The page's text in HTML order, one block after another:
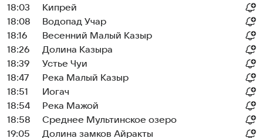
18:03
Кипрей
18:08
Водопад Учар
18:16
Весенний Малый Казыр
18:26
Долина Казыра
18:39
Устье Чуи
18:47
Река Малый Казыр
18:51
Иогач
18:54
Река Мажой
18:58
Среднее Мультинское озеро
19:05
Долина замков Айракты